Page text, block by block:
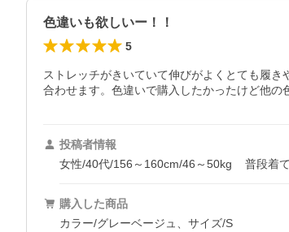
色違いも欲しいー！！
5
ストレッチがきいていて伸びがよくとても履
合わせます。色違いで購入したかったけど他の
投稿者情報
女性/40代/156～160cm/46～50kg
普段着
購入した商品
カラー/グレーベージュ、サイズ/S